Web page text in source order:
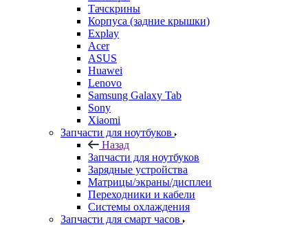
Тачскрины
Корпуса (задние крышки)
Explay
Acer
ASUS
Huawei
Lenovo
Samsung Galaxy Tab
Sony
Xiaomi
Запчасти для ноутбуков
Назад
Запчасти для ноутбуков
Зарядные устройства
Матрицы/экраны/дисплеи
Переходники и кабели
Системы охлаждения
Запчасти для смарт часов